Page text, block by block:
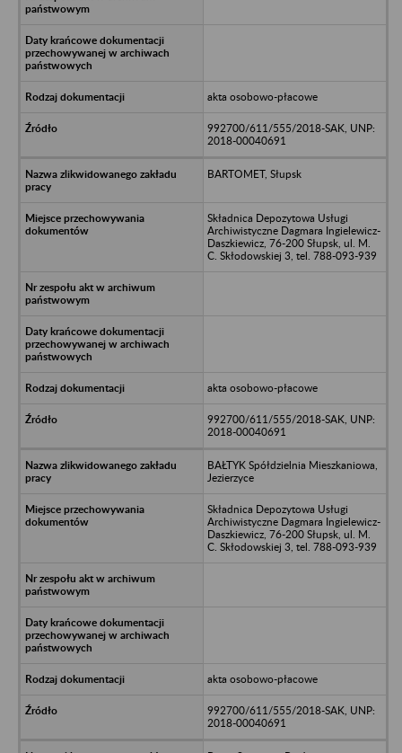
akta osobowo-płacowe
992700/611/555/2018-SAK, UNP:
2018-00040691
BARTOMET, Słupsk
Składnica Depozytowa Usługi
Archiwistyczne Dagmara Ingielewicz-
Daszkiewicz, 76-200 Słupsk, ul. M.
C. Skłodowskiej 3, tel. 788-093-939
akta osobowo-płacowe
992700/611/555/2018-SAK, UNP:
2018-00040691
BAŁTYK Spółdzielnia Mieszkaniowa,
Jezierzyce
Składnica Depozytowa Usługi
Archiwistyczne Dagmara Ingielewicz-
Daszkiewicz, 76-200 Słupsk, ul. M.
C. Skłodowskiej 3, tel. 788-093-939
akta osobowo-płacowe
992700/611/555/2018-SAK, UNP:
2018-00040691